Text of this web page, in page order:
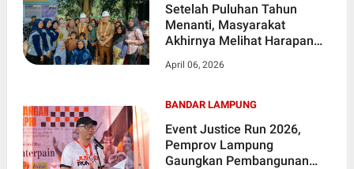
Setelah Puluhan Tahun
Menanti, Masyarakat
Akhirnya Melihat Harapan
Utama Yang Selama ini
April 06, 2026
BANDAR LAMPUNG
Event Justice Run 2026,
Pemprov Lampung
Gaungkan Pembangunan